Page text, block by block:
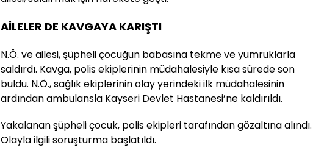
AİLELER DE KAVGAYA KARIŞTI
N.Ö. ve ailesi, şüpheli çocuğun babasına tekme ve yumruklarla
saldırdı. Kavga, polis ekiplerinin müdahalesiyle kısa sürede son
buldu. N.Ö., sağlık ekiplerinin olay yerindeki ilk müdahalesinin
ardından ambulansla Kayseri Devlet Hastanesi’ne kaldırıldı.
Yakalanan şüpheli çocuk, polis ekipleri tarafından gözaltına alındı.
Olayla ilgili soruşturma başlatıldı.